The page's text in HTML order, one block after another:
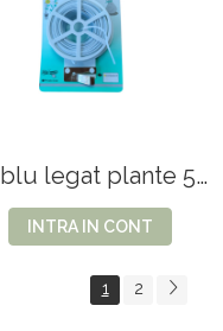
legat plante 50
m 25D 41-11
INTRA IN CONT
1 2